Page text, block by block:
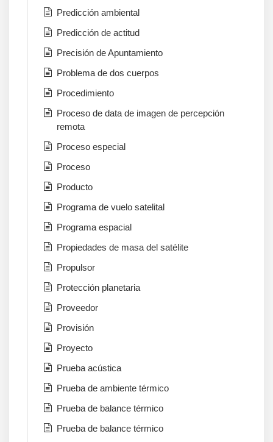
Predicción ambiental
Predicción de actitud
Precisión de Apuntamiento
Problema de dos cuerpos
Procedimiento
Proceso de data de imagen de percepción
remota
Proceso especial
Proceso
Producto
Programa de vuelo satelital
Programa espacial
Propiedades de masa del satélite
Propulsor
Protección planetaria
Proveedor
Provisión
Proyecto
Prueba acústica
Prueba de ambiente térmico
Prueba de balance térmico
Prueba de balance térmico